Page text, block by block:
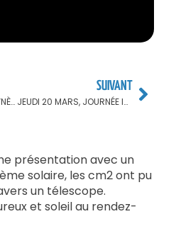
REPRÉSENTATION DE SAYNÈTES DE THÉÂTRE EN PRIMAIRE DEVANT LES PARENTS : PROGRAMME
SUIVANT
JEUDI 20 MARS, JOURNÉE INTERNATIONALE DU BONHEUR
présentation avec un
solaire, les cm2 ont pu
un télescope.
et soleil au rendez-